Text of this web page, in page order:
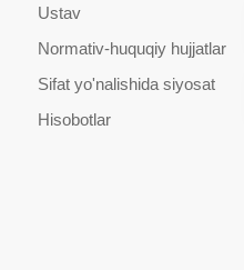
Ustav
Normativ-huquqiy hujjatlar
Sifat yo'nalishida siyosat
Hisobotlar